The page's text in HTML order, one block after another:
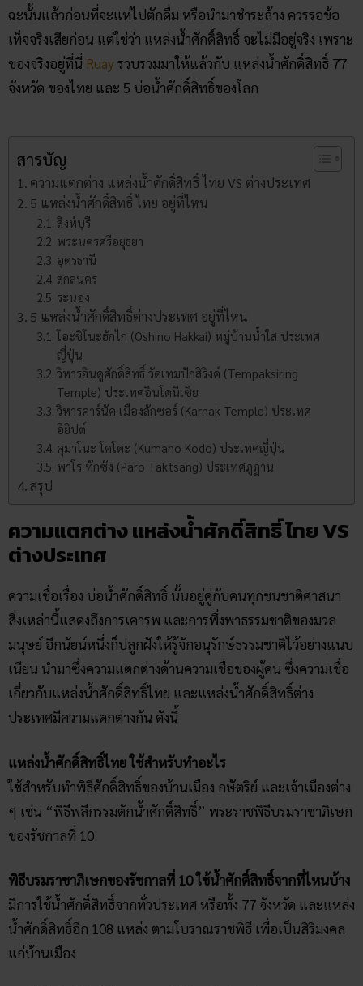
ฉะนั้นแล้วก่อนที่จะแห่ไปตักดื่ม หรือนำมาชำระล้าง ควรรอข้อ
เท็จจริงเสียก่อน แต่ใช่ว่า แหล่งน้ำศักดิ์สิทธิ์ จะไม่มีอยู่จริง เพราะ
ของจริงอยู่ที่นี่ Ruayรวบรวมมาให้แล้วกับ แหล่งน้ำศักดิ์สิทธิ์ 77
จังหวัด ของไทย และ 5 บ่อน้ำศักดิ์สิทธิ์ของโลก
สารบัญ
ความแตกต่าง แหล่งน้ำศักดิ์สิทธิ์ ไทย VS ต่างประเทศ
5 แหล่งน้ำศักดิ์สิทธิ์ ไทย อยู่ที่ไหน
สิงห์บุรี
พระนครศรีอยุธยา
อุดรธานี
สกลนคร
ระนอง
5 แหล่งน้ำศักดิ์สิทธิ์ต่างประเทศ อยู่ที่ไหน
โอะชิโนะฮักไก (Oshino Hakkai) หมู่บ้านน้ำใส ประเทศ
ญี่ปุ่น
วิหารฮินดูศักดิ์สิทธิ์ วัดเทมปักสิริงค์ (Tempaksiring
Temple) ประเทศอินโดนีเซีย
วิหารคาร์นัค เมืองลักซอร์ (Karnak Temple) ประเทศ
อียิปต์
คุมาโนะ โคโดะ (Kumano Kodo) ประเทศญี่ปุ่น
พาโร ทักซัง (Paro Taktsang) ประเทศภูฏาน
สรุป
ความแตกต่าง แหล่งน้ำศักดิ์สิทธิ์ ไทย VS
ต่างประเทศ
ความเชื่อเรื่อง บ่อน้ำศักดิ์สิทธิ์ นั้นอยู่คู่กับคนทุกชนชาติศาสนา
สิ่งเหล่านี้แสดงถึงการเคารพ และการพึ่งพาธรรมชาติของมวล
มนุษย์ อีกนัยน์หนึ่งก็ปลูกฝังให้รู้จักอนุรักษ์ธรรมชาติไว้อย่างแนบ
เนียน นำมาซึ่งความแตกต่างด้านความเชื่อของผู้คน ซึ่งความเชื่อ
เกี่ยวกับแหล่งน้ำศักดิ์สิทธิ์ไทย และแหล่งน้ำศักดิ์สิทธิ์ต่าง
ประเทศมีความแตกต่างกัน ดังนี้
แหล่งน้ำศักดิ์สิทธิ์ไทยใช้สำหรับทำอะไร
ใช้สำหรับทำพิธีศักดิ์สิทธิ์ของบ้านเมือง กษัตริย์ และเจ้าเมืองต่าง
ๆ เช่น “พิธีพลีกรรมตักน้ำศักดิ์สิทธิ์” พระราชพิธีบรมราชาภิเษก
ของรัชกาลที่ 10
พิธีบรมราชาภิเษกของรัชกาลที่ 10 ใช้น้ำศักดิ์สิทธิ์จากที่ไหนบ้าง
มีการใช้น้ำศักดิ์สิทธิ์จากทั่วประเทศ หรือทั้ง 77 จังหวัด และแหล่ง
น้ำศักดิ์สิทธิ์อีก 108 แหล่ง ตามโบราณราชพิธี เพื่อเป็นสิริมงคล
แก่บ้านเมือง